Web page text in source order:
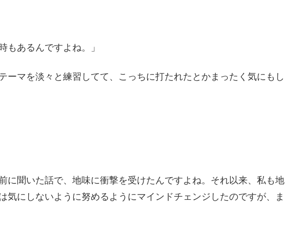
もあるんですよね。」
ーマを淡々と練習してて、こっちに打たれたとかまったく気にもし
に聞いた話で、地味に衝撃を受けたんですよね。それ以来、私も地
気にしないように努めるようにマインドチェンジしたのですが、ま